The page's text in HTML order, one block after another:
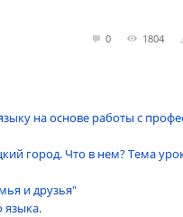
0 1804
на основе работы с
город. Что в нем? Тема
и друзья"
языка.